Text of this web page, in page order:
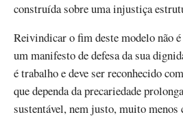
construída sobre uma injustiça
Reivindicar o fim deste modelo não
um manifesto de defesa da sua
é trabalho e deve ser reconhecido
que dependa da precariedade
sustentável, nem justo, muito